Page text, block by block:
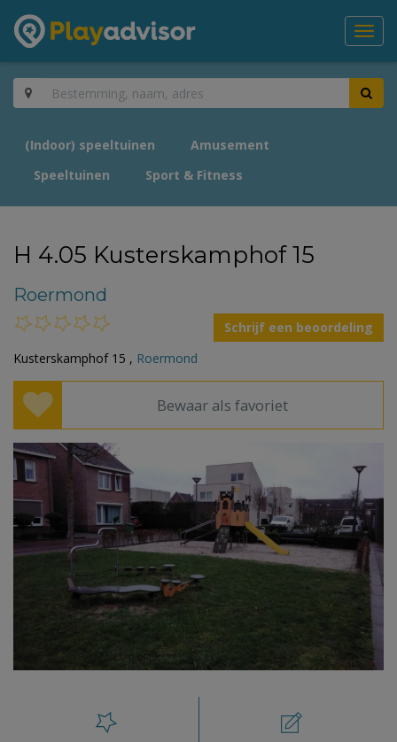
(Indoor) speeltuinen
Amusement
Speeltuinen
Sport & Fitness
H 4.05 Kusterskamphof 15
Roermond
Schrijf een beoordeling
Kusterskamphof 15 , Roermond
Bewaar als favoriet